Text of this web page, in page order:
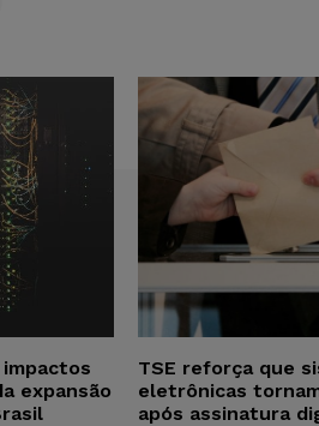
expansão
TSE reforça que
eletrônicas
após assinatura